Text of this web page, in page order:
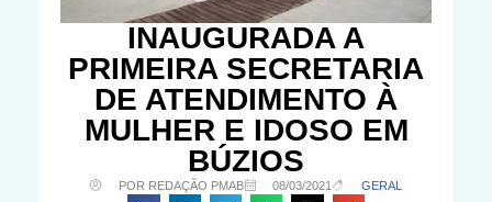
INAUGURADA A
PRIMEIRA SECRETARIA
DE ATENDIMENTO À
MULHER E IDOSO EM
BÚZIOS
POR REDAÇÃO PMAB 08/03/2021 GERAL